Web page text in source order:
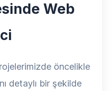
Web
öncelikle
detaylı bir şekilde